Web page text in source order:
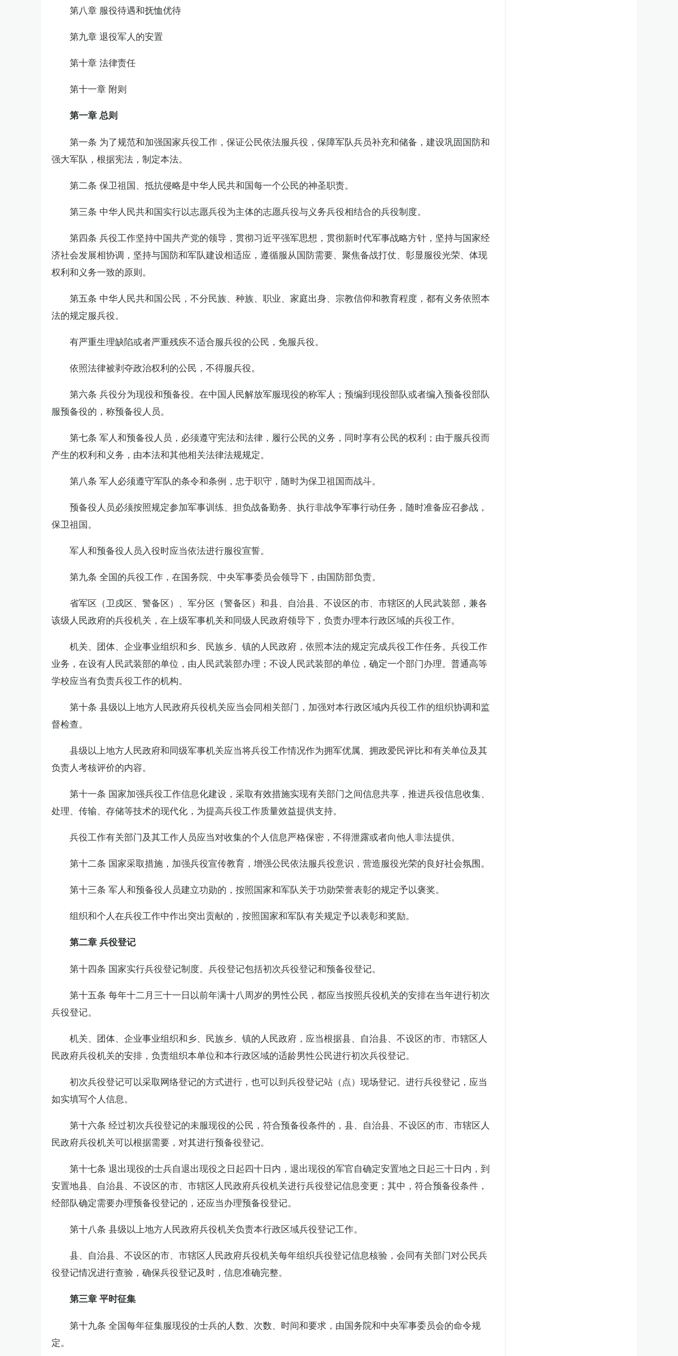
第八章 服役待遇和抚恤优待
第九章 退役军人的安置
第十章 法律责任
第十一章 附则
第一章 总则
第一条 为了规范和加强国家兵役工作，保证公民依法服兵役，保障军队兵员补充和储备，建设巩固国防和
强大军队，根据宪法，制定本法。
第二条 保卫祖国、抵抗侵略是中华人民共和国每一个公民的神圣职责。
第三条 中华人民共和国实行以志愿兵役为主体的志愿兵役与义务兵役相结合的兵役制度。
第四条 兵役工作坚持中国共产党的领导，贯彻习近平强军思想，贯彻新时代军事战略方针，坚持与国家经
济社会发展相协调，坚持与国防和军队建设相适应，遵循服从国防需要、聚焦备战打仗、彰显服役光荣、体现
权利和义务一致的原则。
第五条 中华人民共和国公民，不分民族、种族、职业、家庭出身、宗教信仰和教育程度，都有义务依照本
法的规定服兵役。
有严重生理缺陷或者严重残疾不适合服兵役的公民，免服兵役。
依照法律被剥夺政治权利的公民，不得服兵役。
第六条 兵役分为现役和预备役。在中国人民解放军服现役的称军人；预编到现役部队或者编入预备役部队
服预备役的，称预备役人员。
第七条 军人和预备役人员，必须遵守宪法和法律，履行公民的义务，同时享有公民的权利；由于服兵役而
产生的权利和义务，由本法和其他相关法律法规规定。
第八条 军人必须遵守军队的条令和条例，忠于职守，随时为保卫祖国而战斗。
预备役人员必须按照规定参加军事训练、担负战备勤务、执行非战争军事行动任务，随时准备应召参战，
保卫祖国。
军人和预备役人员入役时应当依法进行服役宣誓。
第九条 全国的兵役工作，在国务院、中央军事委员会领导下，由国防部负责。
省军区（卫戍区、警备区）、军分区（警备区）和县、自治县、不设区的市、市辖区的人民武装部，兼各
该级人民政府的兵役机关，在上级军事机关和同级人民政府领导下，负责办理本行政区域的兵役工作。
机关、团体、企业事业组织和乡、民族乡、镇的人民政府，依照本法的规定完成兵役工作任务。兵役工作
业务，在设有人民武装部的单位，由人民武装部办理；不设人民武装部的单位，确定一个部门办理。普通高等
学校应当有负责兵役工作的机构。
第十条 县级以上地方人民政府兵役机关应当会同相关部门，加强对本行政区域内兵役工作的组织协调和监
督检查。
县级以上地方人民政府和同级军事机关应当将兵役工作情况作为拥军优属、拥政爱民评比和有关单位及其
负责人考核评价的内容。
第十一条 国家加强兵役工作信息化建设，采取有效措施实现有关部门之间信息共享，推进兵役信息收集、
处理、传输、存储等技术的现代化，为提高兵役工作质量效益提供支持。
兵役工作有关部门及其工作人员应当对收集的个人信息严格保密，不得泄露或者向他人非法提供。
第十二条 国家采取措施，加强兵役宣传教育，增强公民依法服兵役意识，营造服役光荣的良好社会氛围。
第十三条 军人和预备役人员建立功勋的，按照国家和军队关于功勋荣誉表彰的规定予以褒奖。
组织和个人在兵役工作中作出突出贡献的，按照国家和军队有关规定予以表彰和奖励。
第二章 兵役登记
第十四条 国家实行兵役登记制度。兵役登记包括初次兵役登记和预备役登记。
第十五条 每年十二月三十一日以前年满十八周岁的男性公民，都应当按照兵役机关的安排在当年进行初次
兵役登记。
机关、团体、企业事业组织和乡、民族乡、镇的人民政府，应当根据县、自治县、不设区的市、市辖区人
民政府兵役机关的安排，负责组织本单位和本行政区域的适龄男性公民进行初次兵役登记。
初次兵役登记可以采取网络登记的方式进行，也可以到兵役登记站（点）现场登记。进行兵役登记，应当
如实填写个人信息。
第十六条 经过初次兵役登记的未服现役的公民，符合预备役条件的，县、自治县、不设区的市、市辖区人
民政府兵役机关可以根据需要，对其进行预备役登记。
第十七条 退出现役的士兵自退出现役之日起四十日内，退出现役的军官自确定安置地之日起三十日内，到
安置地县、自治县、不设区的市、市辖区人民政府兵役机关进行兵役登记信息变更；其中，符合预备役条件，
经部队确定需要办理预备役登记的，还应当办理预备役登记。
第十八条 县级以上地方人民政府兵役机关负责本行政区域兵役登记工作。
县、自治县、不设区的市、市辖区人民政府兵役机关每年组织兵役登记信息核验，会同有关部门对公民兵
役登记情况进行查验，确保兵役登记及时，信息准确完整。
第三章 平时征集
第十九条 全国每年征集服现役的士兵的人数、次数、时间和要求，由国务院和中央军事委员会的命令规
定。